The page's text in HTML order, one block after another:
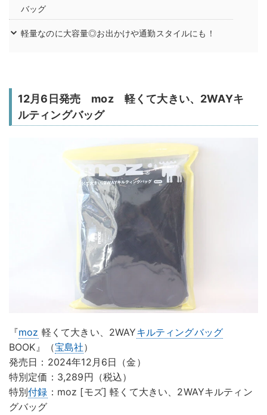
バッグ
軽量なのに大容量◎お出かけや通勤スタイルにも！
12月6日発売 moz 軽くて大きい、2WAYキ
ルティングバッグ
『moz 軽くて大きい、2WAYキルティングバッグ
BOOK』（宝島社）
発売日：2024年12月6日（金）
特別定価：3,289円（税込）
特別付録 ：moz [モズ] 軽くて大きい、2WAYキルティン
グバッグ